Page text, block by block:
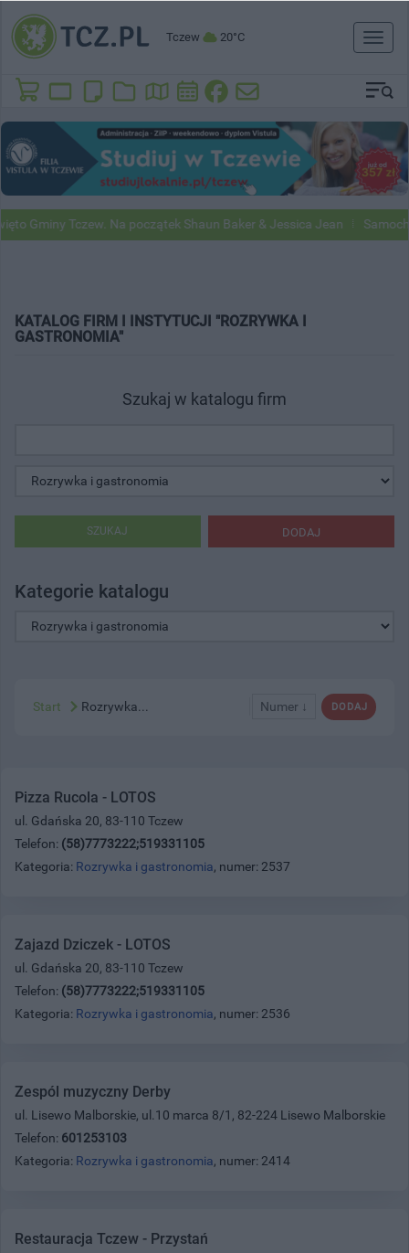
Tczew 20°C
Toggle
Gminy Tczew. Na początek Shaun Baker & Jessica Jean
KATALOG FIRM I INSTYTUCJI "ROZRYWKA I
GASTRONOMIA"
Szukaj w katalogu firm
DODAJ
SZUKAJ
Kategorie katalogu
DODAJ
Numer ↓
Start Rozrywka...
Pizza Rucola - LOTOS
ul. Gdańska 20, 83-110 Tczew
Telefon: (58)7773222;519331105
Kategoria: Rozrywka i gastronomia, numer: 2537
Zajazd Dziczek - LOTOS
ul. Gdańska 20, 83-110 Tczew
Telefon: (58)7773222;519331105
Kategoria: Rozrywka i gastronomia, numer: 2536
Zespól muzyczny Derby
ul. Lisewo Malborskie, ul.10 marca 8/1, 82-224 Lisewo Malborskie
Telefon: 601253103
Kategoria: Rozrywka i gastronomia, numer: 2414
Restauracja Tczew - Przystań